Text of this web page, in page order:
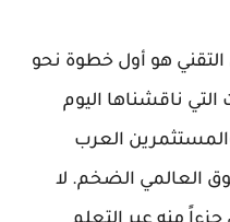
التقني هو أول خطوة نحو
التي ناقشناها اليوم
العرب
العالمي الضخم. لا